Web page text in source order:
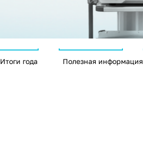
Итоги года Полезная информация